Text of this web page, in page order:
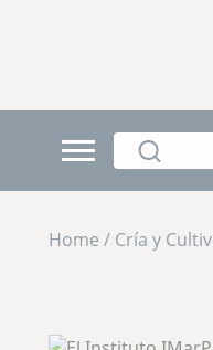
Home / Cría y